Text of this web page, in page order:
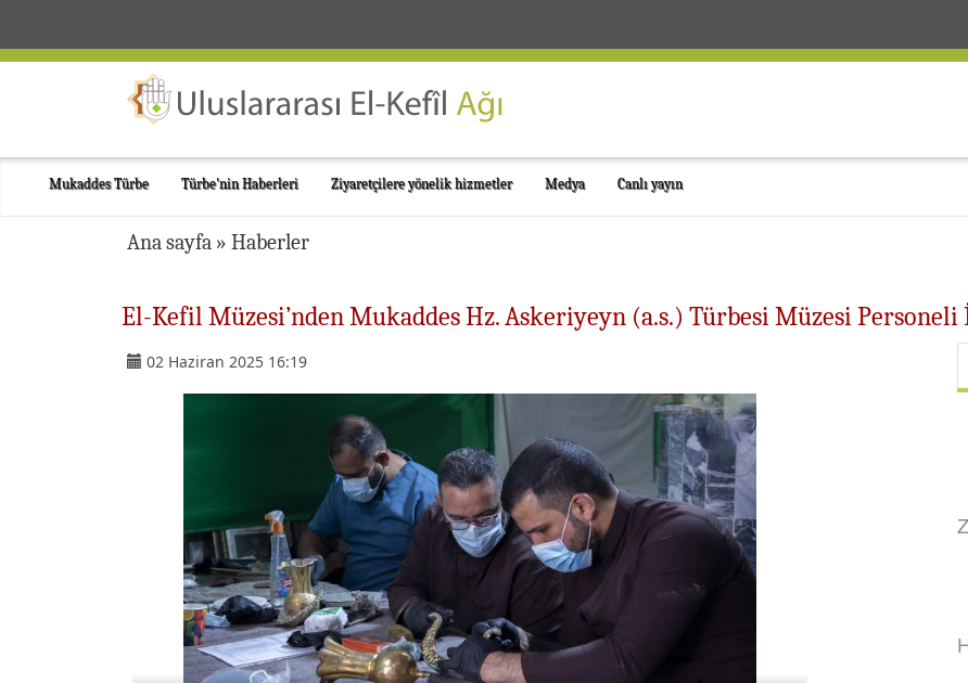
Mukaddes Türbe Türbe'nin Haberleri Ziyaretçilere yönelik hizmetler Medya Canlı yayın
Ana sayfa » Haberler
El-Kefil Müzesi’nden Mukaddes Hz. Askeriyeyn (a.s.) Türbesi Müzesi Personeli
02 Haziran 2025 16:19